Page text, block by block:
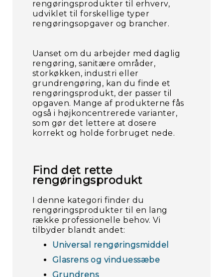
rengøringsprodukter til erhverv,
udviklet til forskellige typer
rengøringsopgaver og brancher.
Uanset om du arbejder med daglig
rengøring, sanitære områder,
storkøkken, industri eller
grundrengøring, kan du finde et
rengøringsprodukt, der passer til
opgaven. Mange af produkterne fås
også i højkoncentrerede varianter,
som gør det lettere at dosere
korrekt og holde forbruget nede.
Find det rette
rengøringsprodukt
I denne kategori finder du
rengøringsprodukter til en lang
række professionelle behov. Vi
tilbyder blandt andet:
Universal rengøringsmiddel
Glasrens og vinduessæbe
Grundrens